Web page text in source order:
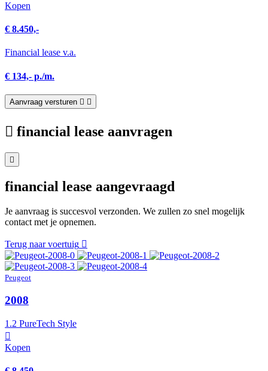
Kopen
€ 8.450,-
Financial lease v.a.
€ 134,- p./m.
Aanvraag versturen
financial lease aanvragen
financial lease aangevraagd
Je aanvraag is succesvol verzonden. We zullen zo snel mogelijk
contact met je opnemen.
Terug naar voertuig
Peugeot
2008
1.2 PureTech Style
Kopen